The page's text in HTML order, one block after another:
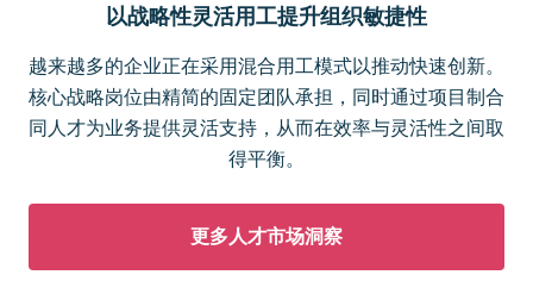
以战略性灵活用工提升组织敏捷性
越来越多的企业正在采用混合用工模式以推动快速创新。
核心战略岗位由精简的固定团队承担，同时通过项目制合
同人才为业务提供灵活支持，从而在效率与灵活性之间取
得平衡。
更多人才市场洞察